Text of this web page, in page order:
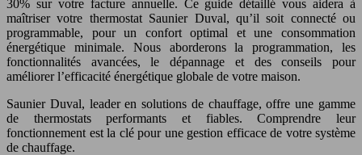
30% sur votre facture annuelle. Ce guide détaillé vous aidera à
maîtriser votre thermostat Saunier Duval, qu’il soit connecté ou
programmable, pour un confort optimal et une consommation
énergétique minimale. Nous aborderons la programmation, les
fonctionnalités avancées, le dépannage et des conseils pour
améliorer l’efficacité énergétique globale de votre maison.
Saunier Duval, leader en solutions de chauffage, offre une gamme
de thermostats performants et fiables. Comprendre leur
fonctionnement est la clé pour une gestion efficace de votre système
de chauffage.